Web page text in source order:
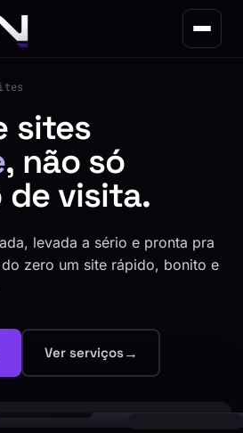
sites
, não só
de visita.
levada a sério e pronta pra
zero um site rápido, bonito e
Ver serviços→